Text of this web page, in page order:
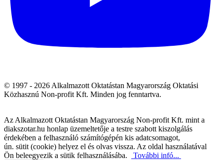
© 1997 - 2026 Alkalmazott Oktatástan Magyarország Oktatási
Közhasznú Non-profit Kft. Minden jog fenntartva.
Az Alkalmazott Oktatástan Magyarország Non-profit Kft. mint a
diakszotar.hu honlap üzemeltetője a testre szabott kiszolgálás
érdekében a felhasználó számítógépén kis adatcsomagot,
ún. sütit (cookie) helyez el és olvas vissza. Az oldal használatával
Ön beleegyezik a sütik felhasználásába.
További infó...